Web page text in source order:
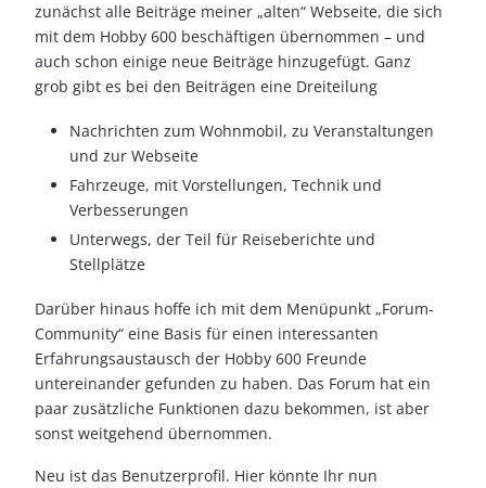
zunächst alle Beiträge meiner „alten“ Webseite, die sich
mit dem Hobby 600 beschäftigen übernommen – und
auch schon einige neue Beiträge hinzugefügt. Ganz
grob gibt es bei den Beiträgen eine Dreiteilung
Nachrichten zum Wohnmobil, zu Veranstaltungen
und zur Webseite
Fahrzeuge, mit Vorstellungen, Technik und
Verbesserungen
Unterwegs, der Teil für Reiseberichte und
Stellplätze
Darüber hinaus hoffe ich mit dem Menüpunkt „Forum-
Community“ eine Basis für einen interessanten
Erfahrungsaustausch der Hobby 600 Freunde
untereinander gefunden zu haben. Das Forum hat ein
paar zusätzliche Funktionen dazu bekommen, ist aber
sonst weitgehend übernommen.
Neu ist das Benutzerprofil. Hier könnte Ihr nun